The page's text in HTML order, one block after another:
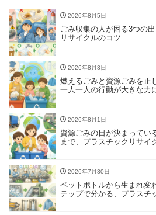
2026年8月5日
ごみ収集の人が困る3つの
リサイクルのコツ
2026年8月3日
燃えるごみと資源ごみを正
一人一人の行動が大きな力
2026年8月1日
資源ごみの日が決まってい
まで、プラスチックリサイ
2026年7月30日
ペットボトルから生まれ変
テップで分かる、プラスチ